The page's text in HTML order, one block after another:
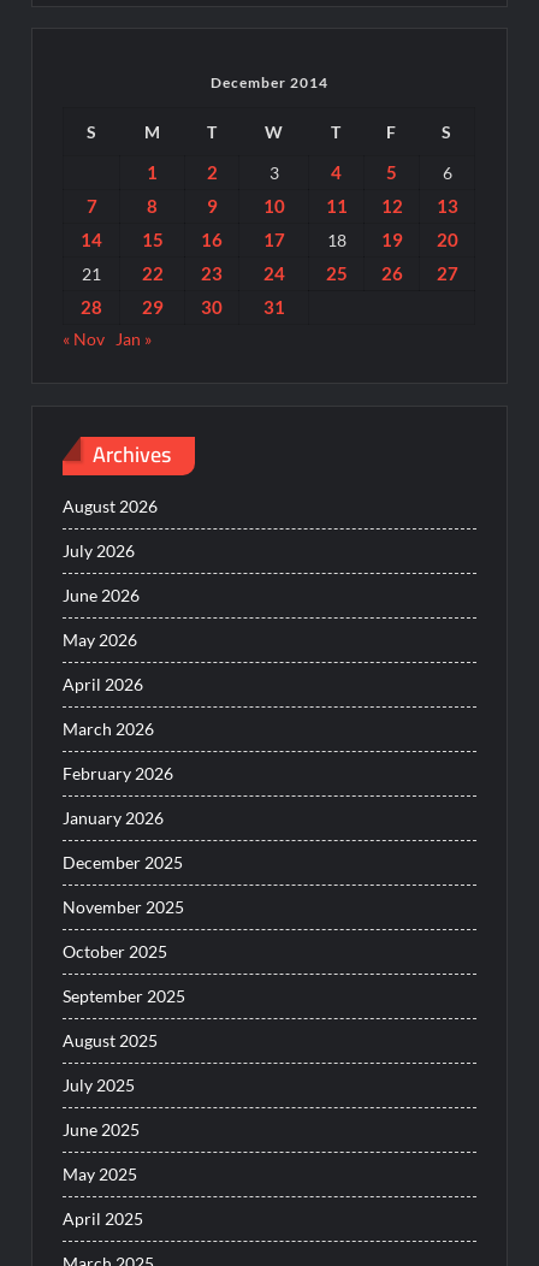
December 2014
S M T W T F S
1 2 3 4 5 6
7 8 9 10 11 12
13
14
15 16 17 18 19 20
21 22 23 24 25 26
27
28
29 30 31
« Nov Jan »
Archives
August 2026
July 2026
June 2026
May 2026
April 2026
March 2026
February 2026
January 2026
December 2025
November 2025
October 2025
September 2025
August 2025
July 2025
June 2025
May 2025
April 2025